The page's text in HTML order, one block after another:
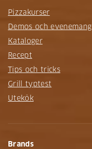
Pizzakurser
Demos och evenemang
Kataloger
Recept
Tips och tricks
Grill typtest
Utekök
Brands